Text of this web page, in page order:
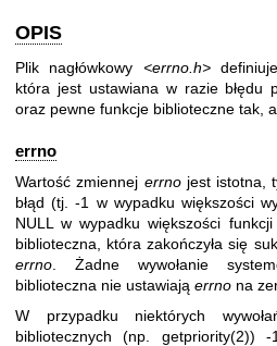
OPIS
Plik nagłówkowy <errno.h>
która jest ustawiana w razie błędu
oraz pewne funkcje biblioteczne tak,
errno
Wartość zmiennej errnojest istotna,
błąd (tj. -1 w wypadku większości
NULL w wypadku większości
biblioteczna, która zakończyła się
errno. Żadne wywołanie
biblioteczna nie ustawiają errno na
W przypadku niektórych
bibliotecznych (np. getpriority(2)) -